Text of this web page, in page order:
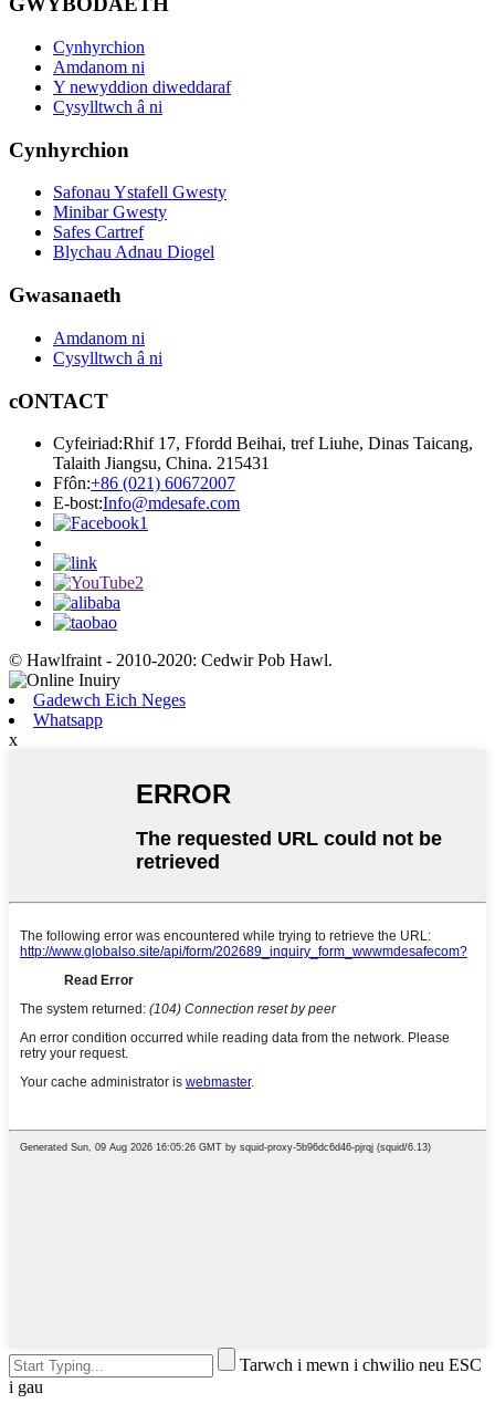
Cynhyrchion
Amdanom ni
Y newyddion diweddaraf
Cysylltwch â ni
Cynhyrchion
Safonau Ystafell Gwesty
Minibar Gwesty
Safes Cartref
Blychau Adnau Diogel
Gwasanaeth
Amdanom ni
Cysylltwch â ni
cONTACT
Cyfeiriad:Rhif 17, Ffordd Beihai, tref Liuhe, Dinas Taicang,
Talaith Jiangsu, China. 215431
Ffôn:+86 (021) 60672007
E-bost:Info@mdesafe.com
© Hawlfraint - 2010-2020: Cedwir Pob Hawl.
Gadewch Eich Neges
Whatsapp
x
Tarwch i mewn i chwilio neu ESC
i gau